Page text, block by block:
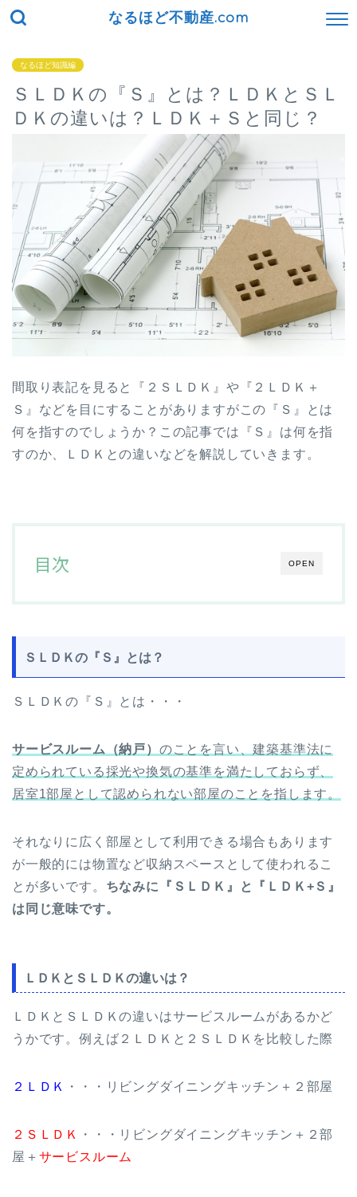
なるほど不動産.com
なるほど知識編
ＳＬＤＫの『Ｓ』とは？ＬＤＫとＳＬ
ＤＫの違いは？ＬＤＫ＋Ｓと同じ？
間取り表記を見ると『２ＳＬＤＫ』や『２ＬＤＫ＋
Ｓ』などを目にすることがありますがこの『Ｓ』とは
何を指すのでしょうか？この記事では『Ｓ』は何を指
すのか、ＬＤＫとの違いなどを解説していきます。
OPEN
目次
ＳＬＤＫの『Ｓ』とは？
ＳＬＤＫの『Ｓ』とは・・・
サービスルーム（納戸） のことを言い、建築基準法に
定められている採光や換気の基準を満たしておらず、
居室1部屋として認められない部屋のことを指します。
それなりに広く部屋として利用できる場合もあります
が一般的には物置など収納スペースとして使われるこ
とが多いです。 ちなみに『ＳＬＤＫ』と『ＬＤＫ+Ｓ』
は同じ意味です。
ＬＤＫとＳＬＤＫの違いは？
ＬＤＫとＳＬＤＫの違いはサービスルームがあるかど
うかです。例えば２ＬＤＫと２ＳＬＤＫを比較した際
２ＬＤＫ ・・・リビングダイニングキッチン＋２部屋
２ＳＬＤＫ
・・・リビングダイニングキッチン＋２部
屋＋ サービスルーム